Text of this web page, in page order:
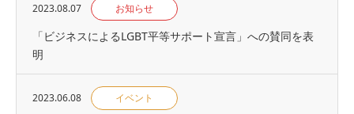
2023.08.07 お知らせ
「ビジネスによるLGBT平等サポート宣言」への賛同を表
明
2023.06.08 イベント